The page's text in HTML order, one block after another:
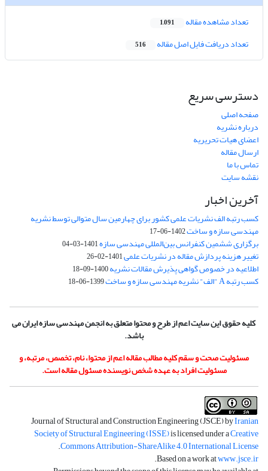
تعداد مشاهده مقاله 1,091
تعداد دریافت فایل اصل مقاله 516
دسترسی سریع
صفحه اصلی
درباره نشریه
اعضای هیات تحریریه
ارسال مقاله
تماس با ما
نقشه سایت
آخرین اخبار
کسب رتبه الف نشریات علمی کشور برای چهارمین سال متوالی توسط نشریه
مهندسی سازه و ساخت1402-06-17
برگزاری ششمین کنفرانس بین‌المللی مهندسی سازه1401-03-04
تغییر هزینه پردازش مقاله در نشریات علمی1401-02-26
اطلاعیه در خصوص گواهی پذیرش مقالات نشریه1400-09-18
کسب رتبه A "الف" نشریه مهندسی سازه و ساخت 1399-06-18
کلیه حقوق این سایت اعم از طرح و محتوا متعلق به انجمن مهندسی سازه ایران می
باشد.
مسئولیت صحت و سقم کلیه مطالب مقاله اعم از محتوا، نام، تخصص، مرتبه، و
مسئولیت افراد به عهده شخص نویسنده مسئول مقاله است.
Journal of Structural and Construction Engineering (JSCE) byIranian
Society of Structural Engineering (ISSE)is licensed under aCreative
Commons Attribution-ShareAlike 4.0 International License
.
Based on a work atwww.jsce.ir
.